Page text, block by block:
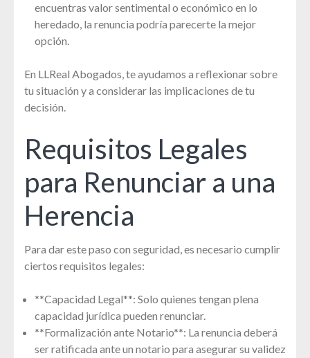
encuentras valor sentimental o económico en lo
heredado, la renuncia podría parecerte la mejor
opción.
En LLReal Abogados, te ayudamos a reflexionar sobre
tu situación y a considerar las implicaciones de tu
decisión.
Requisitos Legales
para Renunciar a una
Herencia
Para dar este paso con seguridad, es necesario cumplir
ciertos requisitos legales:
**Capacidad Legal**: Solo quienes tengan plena
capacidad jurídica pueden renunciar.
**Formalización ante Notario**: La renuncia deberá
ser ratificada ante un notario para asegurar su validez